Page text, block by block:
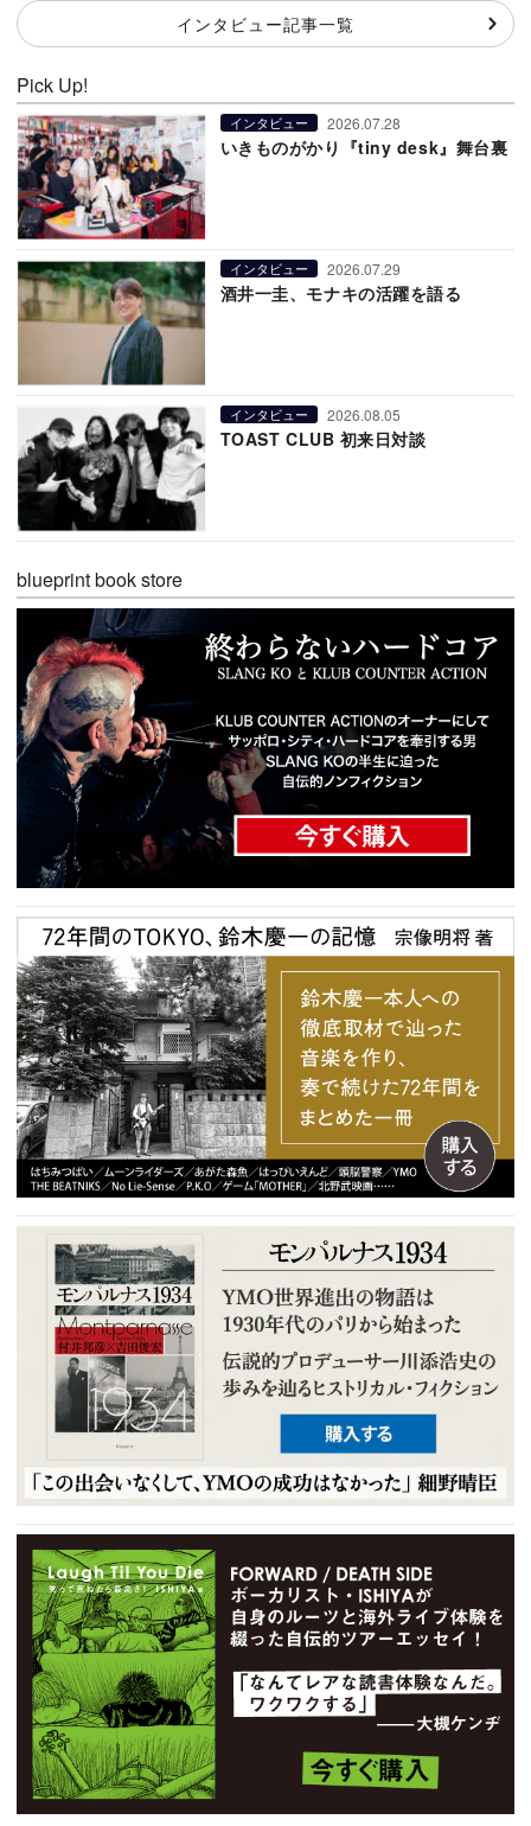
インタビュー記事一覧
Pick Up!
インタビュー 2026.07.28
いきものがかり『tiny desk』舞台裏
インタビュー 2026.07.29
酒井一圭、モナキの活躍を語る
インタビュー 2026.08.05
TOAST CLUB 初来日対談
blueprint book store